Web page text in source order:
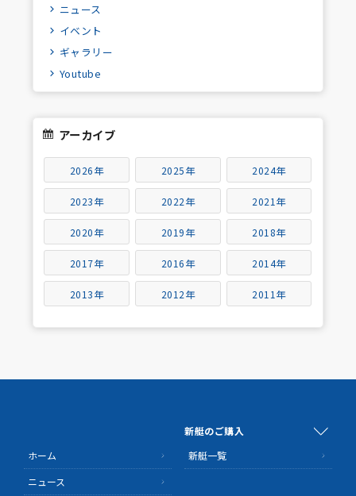
ニュース
イベント
ギャラリー
Youtube
アーカイブ
2026年 2025年 2024年
2023年 2022年 2021年
2020年 2019年 2018年
2017年 2016年 2014年
2013年 2012年 2011年
ホーム
ニュース
新艇のご購入
新艇一覧